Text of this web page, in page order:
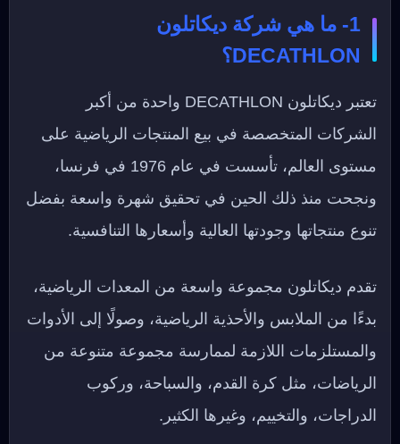
1- ما هي شركة ديكاتلون
DECATHLON؟
تعتبر ديكاتلون DECATHLON واحدة من أكبر
الشركات المتخصصة في بيع المنتجات الرياضية على
مستوى العالم، تأسست في عام 1976 في فرنسا،
ونجحت منذ ذلك الحين في تحقيق شهرة واسعة بفضل
تنوع منتجاتها وجودتها العالية وأسعارها التنافسية.
تقدم ديكاتلون مجموعة واسعة من المعدات الرياضية،
بدءًا من الملابس والأحذية الرياضية، وصولًا إلى الأدوات
والمستلزمات اللازمة لممارسة مجموعة متنوعة من
الرياضات، مثل كرة القدم، والسباحة، وركوب
الدراجات، والتخييم، وغيرها الكثير.